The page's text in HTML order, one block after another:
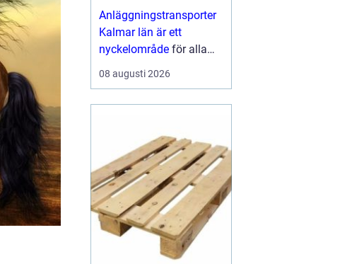
för bygg och
infrastruktur
Anläggningstransporter
Kalmar län är ett
nyckelområde för alla
som driver bygg och
anläggningsprojekt ...
08 augusti 2026